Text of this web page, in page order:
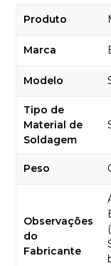
Produto
Marca
Modelo
Tipo de
Material de
Soldagem
Peso
Observações
do
Fabricante